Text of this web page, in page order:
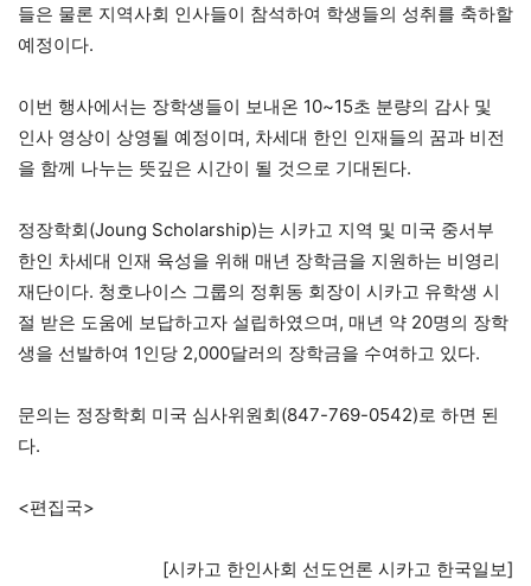
들은 물론 지역사회 인사들이 참석하여 학생들의 성취를 축하할
예정이다.
이번 행사에서는 장학생들이 보내온 10~15초 분량의 감사 및
인사 영상이 상영될 예정이며, 차세대 한인 인재들의 꿈과 비전
을 함께 나누는 뜻깊은 시간이 될 것으로 기대된다.
정장학회(Joung Scholarship)는 시카고 지역 및 미국 중서부
한인 차세대 인재 육성을 위해 매년 장학금을 지원하는 비영리
재단이다. 청호나이스 그룹의 정휘동 회장이 시카고 유학생 시
절 받은 도움에 보답하고자 설립하였으며, 매년 약 20명의 장학
생을 선발하여 1인당 2,000달러의 장학금을 수여하고 있다.
문의는 정장학회 미국 심사위원회(847-769-0542)로 하면 된
다.
<편집국>
[시카고 한인사회 선도언론 시카고 한국일보]